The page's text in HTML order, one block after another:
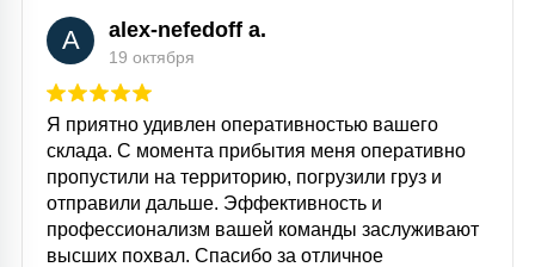
A alex-nefedoff a.
19 октября
Я приятно удивлен оперативностью вашего
склада. С момента прибытия меня оперативно
пропустили на территорию, погрузили груз и
отправили дальше. Эффективность и
профессионализм вашей команды заслуживают
высших похвал. Спасибо за отличное